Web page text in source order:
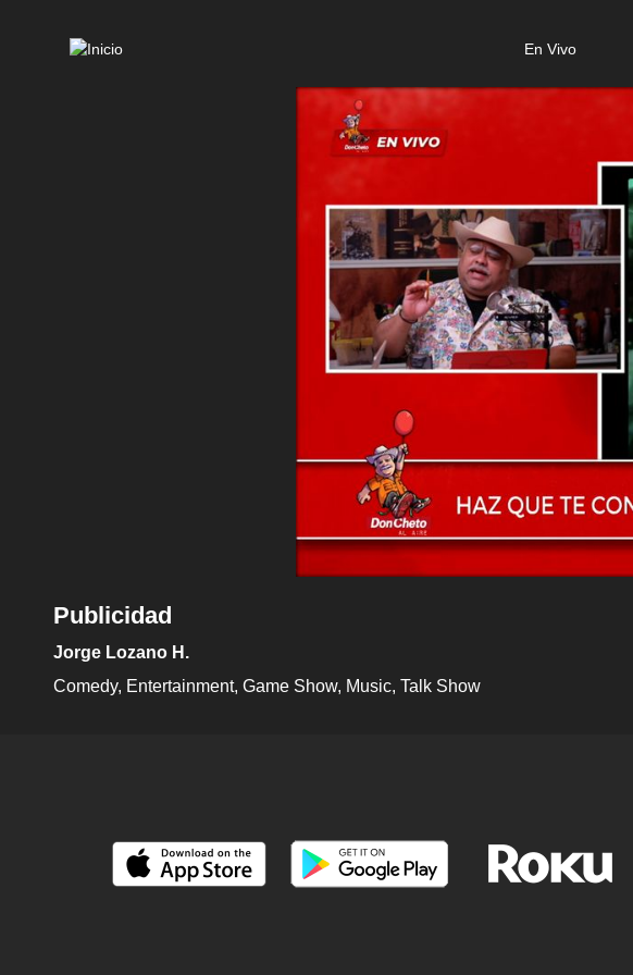
En Vivo
Publicidad
Jorge Lozano H.
Comedy
Entertainment Game Show Music Talk Show